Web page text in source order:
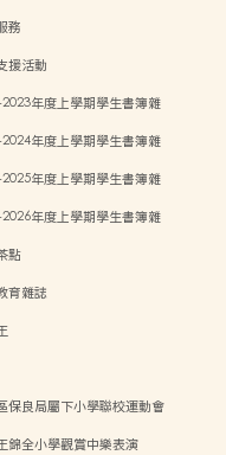
務
援活動
年度上學期學生書簿雜
年度上學期學生書簿雜
年度上學期學生書簿雜
年度上學期學生書簿雜
點
育雜誌
保良局屬下小學聯校運動會
錦全小學觀賞中樂表演